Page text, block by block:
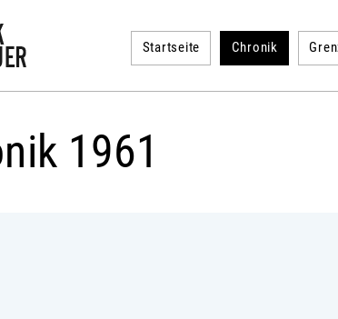
Startseite Chronik
1961